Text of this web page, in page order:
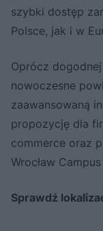
szybki dostęp
Polsce, jak i w
Oprócz
nowoczesne
zaawansowaną
propozycję dla
commerce oraz
Wrocław
Sprawdź